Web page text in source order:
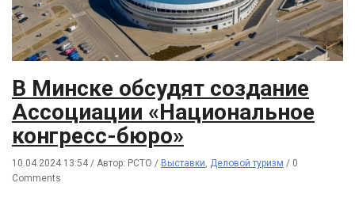
В Минске обсудят создание
Ассоциации «Национальное
конгресс-бюро»
10.04.2024 13:54 / Автор: РСТО / Выставки, Деловой туризм / 0
Comments